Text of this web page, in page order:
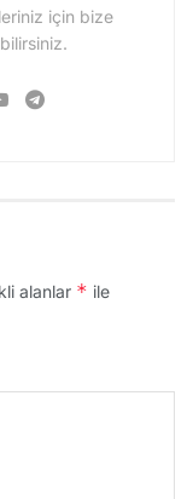
için bize
alanlar * ile